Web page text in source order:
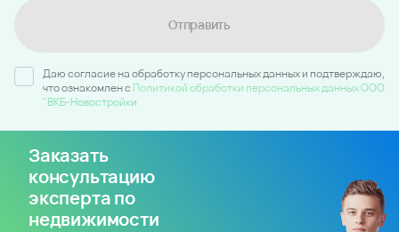
Отправить
Даю согласие на обработку персональных данных и подтверждаю,
что ознакомлен c Политикой обработки персональных данных ООО
"ВКБ-Новостройки
Заказать
консультацию
эксперта по
недвижимости